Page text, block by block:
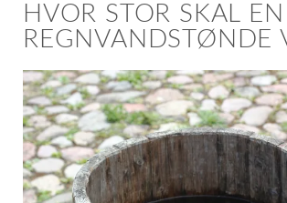
HVOR STOR SKAL EN
REGNVANDSTØNDE